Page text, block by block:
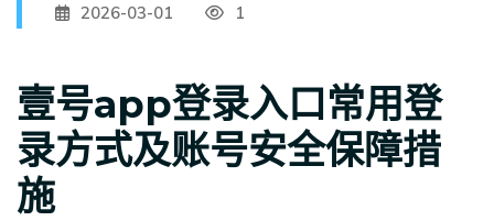
2026-03-01 1
壹号app登录入口常用登
录方式及账号安全保障措
施